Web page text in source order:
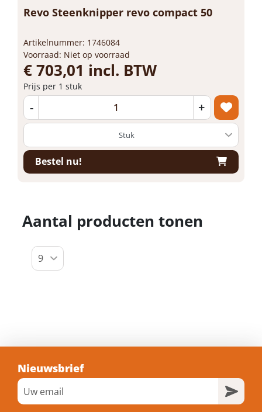
Revo Steenknipper revo compact 50
Artikelnummer: 1746084
Voorraad: Niet op voorraad
€ 703,01 incl. BTW
Prijs per 1 stuk
- +
Bestel nu!
Aantal producten tonen
Nieuwsbrief